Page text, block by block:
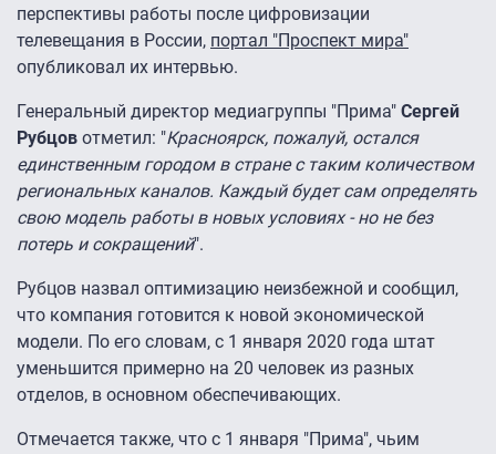
перспективы работы после цифровизации
телевещания в России, портал "Проспект мира"
опубликовал их интервью.
Генеральный директор медиагруппы "Прима" Сергей
Рубцов отметил: "Красноярск, пожалуй, остался
единственным городом в стране с таким количеством
региональных каналов. Каждый будет сам определять
свою модель работы в новых условиях - но не без
потерь и сокращений".
Рубцов назвал оптимизацию неизбежной и сообщил,
что компания готовится к новой экономической
модели. По его словам, с 1 января 2020 года штат
уменьшится примерно на 20 человек из разных
отделов, в основном обеспечивающих.
Отмечается также, что с 1 января "Прима", чьим